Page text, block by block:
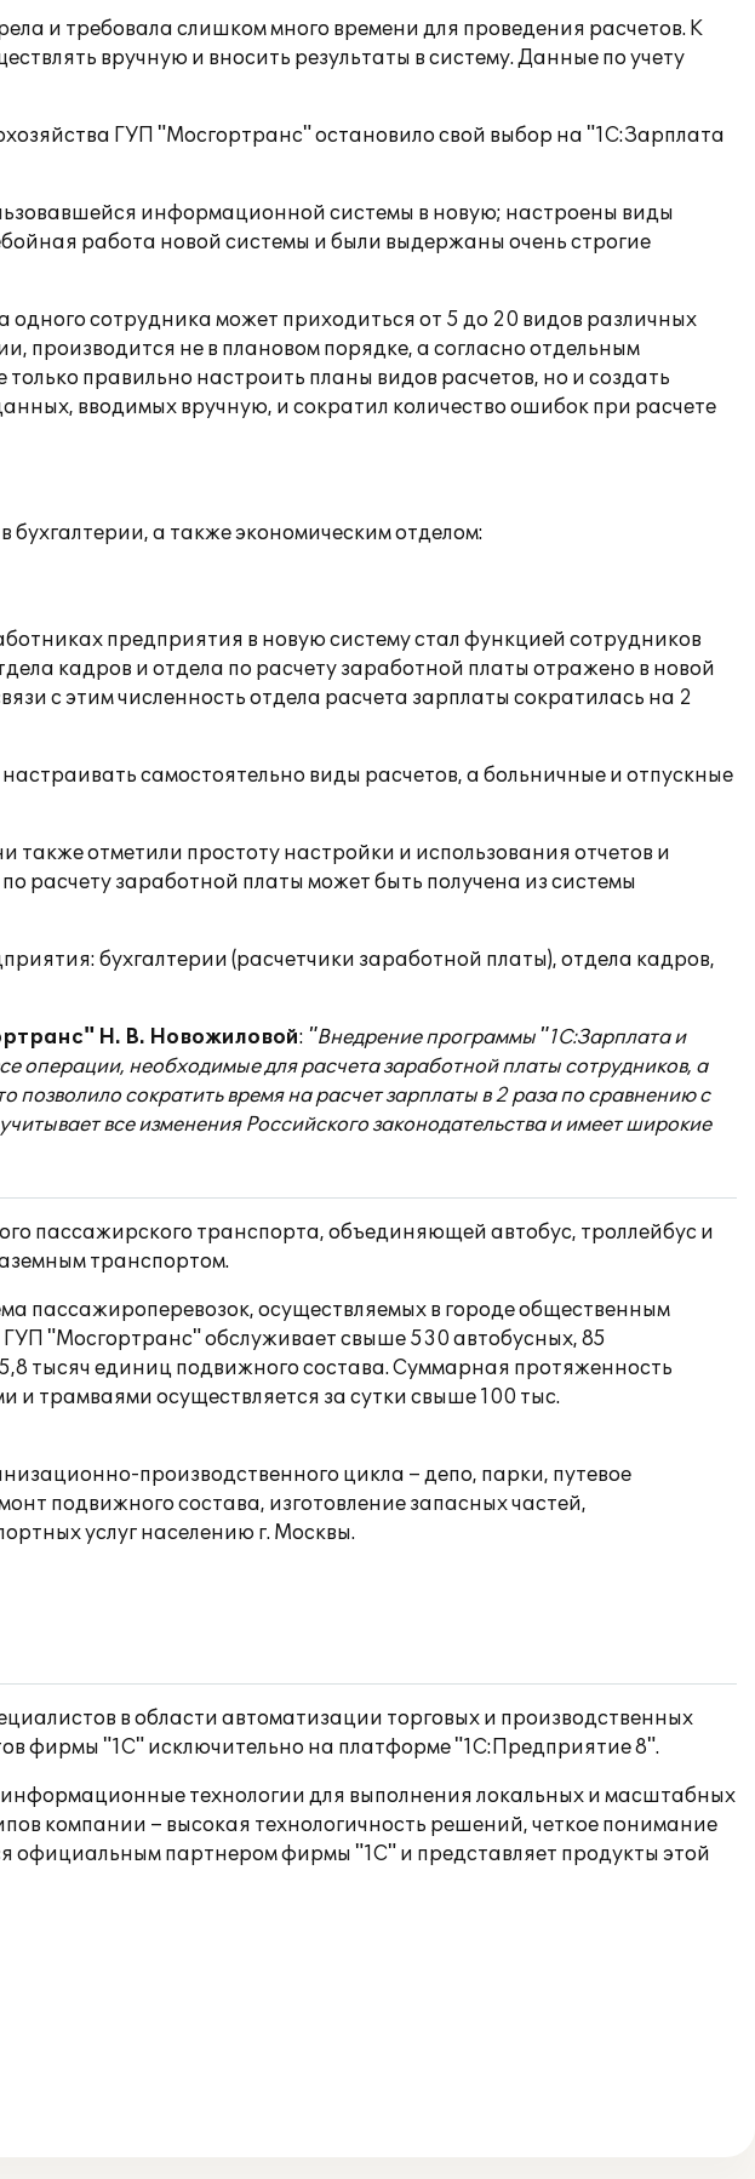
и требовала слишком много времени для проведения расчетов. К
вручную и вносить результаты в систему. Данные по учету
ГУП "Мосгортранс" остановило свой выбор на "1С:Зарплата
информационной системы в новую; настроены виды
работа новой системы и были выдержаны очень строгие
сотрудника может приходиться от 5 до 20 видов различных
производится не в плановом порядке, а согласно отдельным
правильно настроить планы видов расчетов, но и создать
вводимых вручную, и сократил количество ошибок при расчете
а также экономическим отделом:
предприятия в новую систему стал функцией сотрудников
кадров и отдела по расчету заработной платы отражено в новой
с этим численность отдела расчета зарплаты сократилась на 2
самостоятельно виды расчетов, а больничные и отпускные
отметили простоту настройки и использования отчетов и
расчету заработной платы может быть получена из системы
бухгалтерии (расчетчики заработной платы), отдела кадров,
Н. В. Новожиловой: "Внедрение программы "1С:Зарплата и
операции, необходимые для расчета заработной платы сотрудников, а
позволило сократить время на расчет зарплаты в 2 раза по сравнению с
все изменения Российского законодательства и имеет широкие
пассажирского транспорта, объединяющей автобус, троллейбус и
транспортом.
пассажироперевозок, осуществляемых в городе общественным
"Мосгортранс" обслуживает свыше 530 автобусных, 85
тысяч единиц подвижного состава. Суммарная протяженность
и трамваями осуществляется за сутки свыше 100 тыс.
производственного цикла – депо, парки, путевое
подвижного состава, изготовление запасных частей,
услуг населению г. Москвы.
в области автоматизации торговых и производственных
фирмы "1С" исключительно на платформе "1С:Предприятие 8".
технологии для выполнения локальных и масштабных
компании – высокая технологичность решений, четкое понимание
официальным партнером фирмы "1С" и представляет продукты этой